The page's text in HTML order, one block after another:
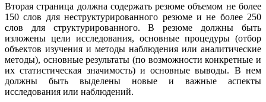
Вторая страница должна содержать резюме объемом не более
150 слов для неструктурированного резюме и не более 250
слов для структурированного. В резюме должны быть
изложены цели исследования, основные процедуры (отбор
объектов изучения и методы наблюдения или аналитические
методы), основные результаты (по возможности конкретные и
их статистическая значимость) и основные выводы. В нем
должны быть выделены новые и важные аспекты
исследования или наблюдений.